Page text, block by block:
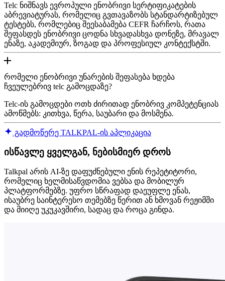
Telc ნიშნავს ევროპული ენობრივი სერტიფიკატების
აბრევიატურას, რომელიც გვთავაზობს სტანდარტიზებულ
ტესტებს, რომლებიც შეესაბამება CEFR ჩარჩოს, რათა
შეფასდეს ენობრივი ცოდნა სხვადასხვა დონეზე, მრავალ
ენაზე, აკადემიურ, ზოგად და პროფესიულ კონტექსტში.
რომელი ენობრივი უნარების შეფასება ხდება
ჩვეულებრივ telc გამოცდაზე?
Telc-ის გამოცდები ოთხ ძირითად ენობრივ კომპეტენციას
ამოწმებს: კითხვა, წერა, საუბარი და მოსმენა.
გადმოწერე TALKPAL-ის აპლიკაცია
ისწავლე ყველგან, ნებისმიერ დროს
Talkpal არის AI-ზე დაფუძნებული ენის რეპეტიტორი,
რომელიც ხელმისაწვდომია ვებსა და მობილურ
პლატფორმებზე. უფრო სწრაფად დაეუფლე ენას,
ისაუბრე საინტერესო თემებზე წერით ან ხმოვან რეჟიმში
და მიიღე უკუკავშირი, სადაც და როცა გინდა.